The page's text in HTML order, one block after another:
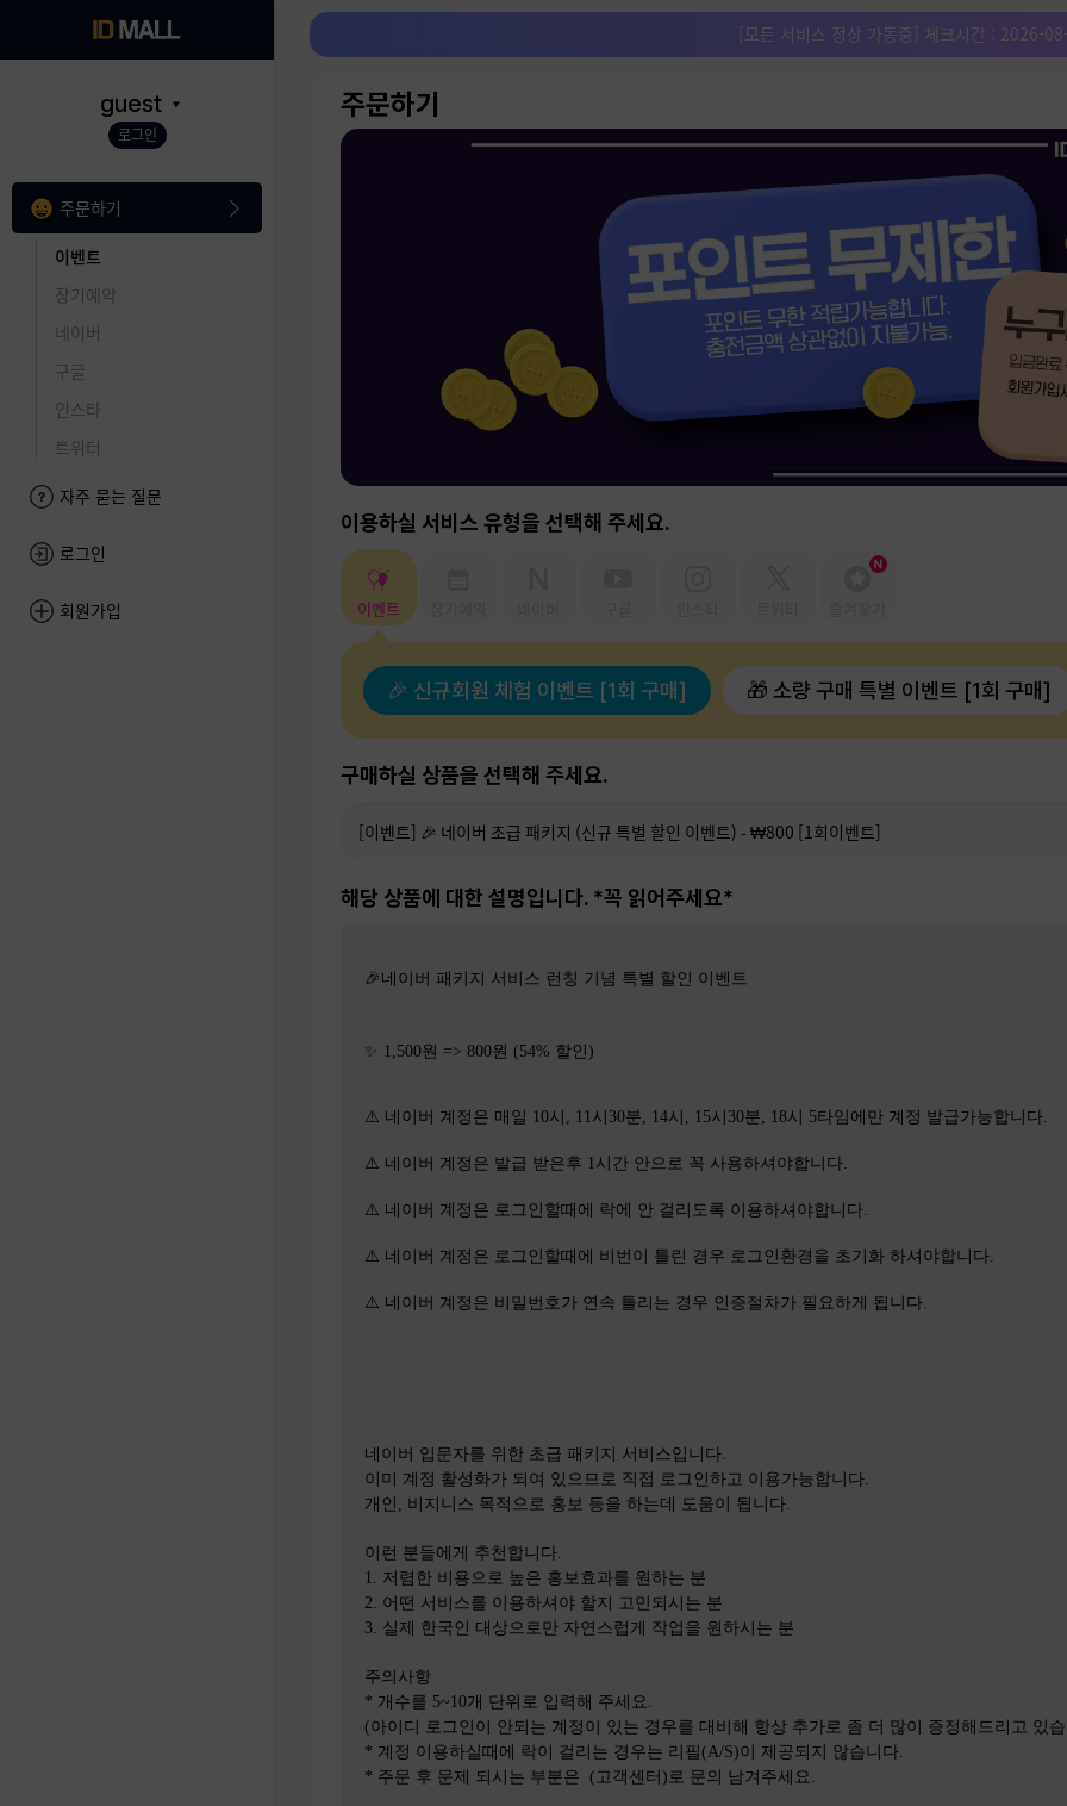
guest
로그인
주문하기
이벤트
장기예약
네이버
구글
인스타
트위터
자주 묻는 질문
로그인
회원가입
주문하기
이용하실 서비스 유형을 선택해 주세요.
이벤트
🎉 신규회원 체험 이벤트 [1회 구매] 🎁 소량 구매 특별 이벤트 [1회 구매]
구매하실 상품을 선택해 주세요.
해당 상품에 대한 설명입니다. *꼭 읽어주세요*
🎉네이버 패키지 서비스 런칭 기념 특별 할인 이벤트
✨ 1,500원 => 800원 (54% 할인)
⚠️ 네이버 계정은 매일 10시, 11시30분, 14시, 15시30분, 18시 5타임에만 계정 발급가능합니다.
⚠️ 네이버 계정은 발급 받은후 1시간 안으로 꼭 사용하셔야합니다.
⚠️ 네이버 계정은 로그인할때에 락에 안 걸리도록 이용하셔야합니다.
⚠️ 네이버 계정은 로그인할때에 비번이 틀린 경우 로그인환경을 초기화 하셔야합니다.
⚠️ 네이버 계정은 비밀번호가 연속 틀리는 경우 인증절차가 필요하게 됩니다.
네이버 입문자를 위한 초급 패키지 서비스입니다.
이미 계정 활성화가 되여 있으므로 직접 로그인하고 이용가능합니다.
개인, 비지니스 목적으로 홍보 등을 하는데 도움이 됩니다.
이런 분들에게 추천합니다.
1. 저렴한 비용으로 높은 홍보효과를 원하는 분
2. 어떤 서비스를 이용하셔야 할지 고민되시는 분
3. 실제 한국인 대상으로만 자연스럽게 작업을 원하시는 분
주의사항
* 개수를 5~10개 단위로 입력해 주세요.
(아이디 로그인이 안되는 계정이 있는 경우를 대비해 항상 추가로 좀 더 많이 증정해드리고 있
* 계정 이용하실때에 락이 걸리는 경우는 리필(A/S)이 제공되지 않습니다.
* 주문 후 문제 되시는 부분은 (고객센터)로 문의 남겨주세요.
[모든 서비스 정상 가동중] 체크시간 : 2026-